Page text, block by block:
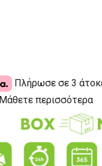
Πλήρωσε σε 3
Μάθετε περισσότερα